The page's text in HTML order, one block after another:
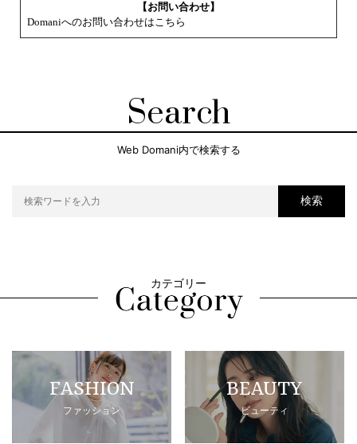
【お問い合わせ】
Domaniへのお問い合わせはこちら
Search
Web Domani内で検索する
検索
カテゴリー
FASHION
ファッション
BEAUTY
ビューティ